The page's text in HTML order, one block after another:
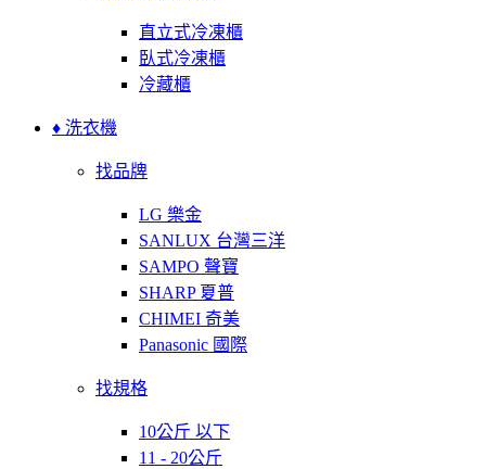
直立式冷凍櫃
臥式冷凍櫃
冷藏櫃
♦ 洗衣機
找品牌
LG 樂金
SANLUX 台灣三洋
SAMPO 聲寶
SHARP 夏普
CHIMEI 奇美
Panasonic 國際
找規格
10公斤 以下
11 - 20公斤